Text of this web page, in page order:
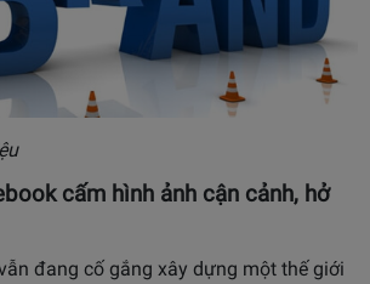
cấm hình ảnh cận cảnh, hở
đang cố gắng xây dựng một thế giới